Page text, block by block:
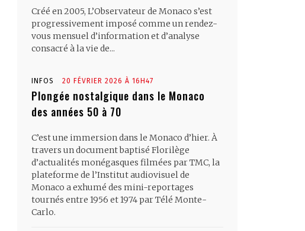
Créé en 2005, L’Observateur de Monaco s’est
progressivement imposé comme un rendez-
vous mensuel d’information et d’analyse
consacré à la vie de...
INFOS 20 FÉVRIER 2026 À 16H47
Plongée nostalgique dans le Monaco
des années 50 à 70
C’est une immersion dans le Monaco d’hier. À
travers un document baptisé Florilège
d’actualités monégasques filmées par TMC, la
plateforme de l’Institut audiovisuel de
Monaco a exhumé des mini-reportages
tournés entre 1956 et 1974 par Télé Monte-
Carlo.